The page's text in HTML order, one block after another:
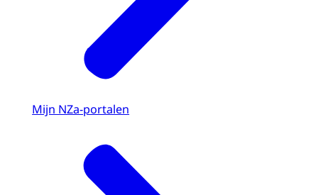
Mijn NZa-portalen